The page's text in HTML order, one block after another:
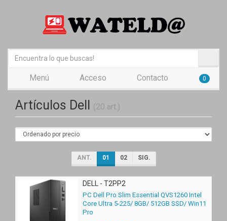
Menú Acceso Contacto 0
Artículos Dell (20 art.)
ANT. 01 02 SIG.
DELL - T2PP2
PC Dell Pro Slim Essential QVS1260 Intel
Core Ultra 5-225/ 8GB/ 512GB SSD/ Win11
Pro